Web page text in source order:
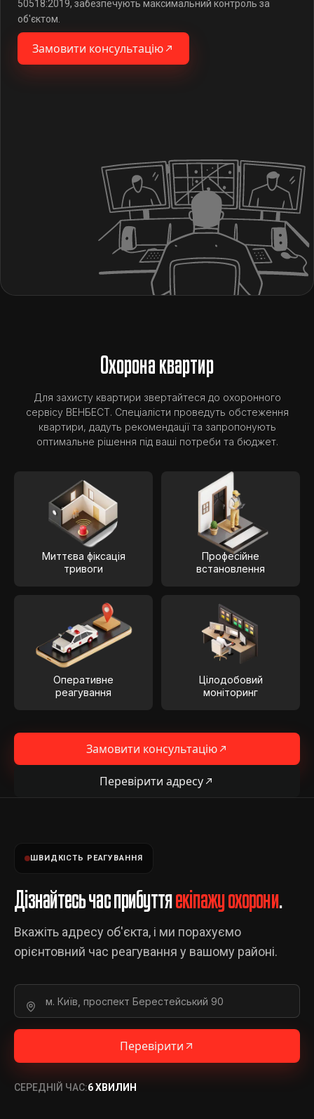
50518:2019, забезпечують максимальний контроль за
об'єктом.
Замовити консультацію
Охорона квартир
Для захисту квартири звертайтеся до охоронного
сервісу ВЕНБЕСТ. Спеціалісти проведуть обстеження
квартири, дадуть рекомендації та запропонують
оптимальне рішення під ваші потреби та бюджет.
Миттєва фіксація
тривоги
Професійне
встановлення
Оперативне
реагування
Цілодобовий
моніторинг
Замовити консультацію
Перевірити адресу
ШВИДКІСТЬ РЕАГУВАННЯ
Дізнайтесь час прибуттяекіпажу охорони.
Вкажіть адресу об'єкта, і ми порахуємо
орієнтовний час реагування у вашому районі.
Перевірити
СЕРЕДНІЙ ЧАС:6 ХВИЛИН